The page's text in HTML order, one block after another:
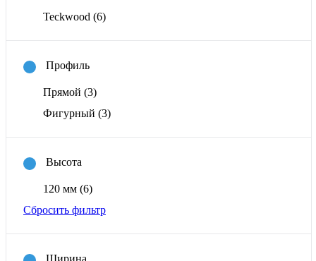
Teckwood (6)
Профиль
Прямой (3)
Фигурный (3)
Высота
120 мм (6)
Сбросить фильтр